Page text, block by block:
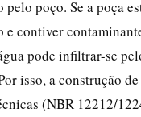
pelo poço. Se a poça
e contiver
pode infiltrar-se
isso, a construção de
(NBR 12212/